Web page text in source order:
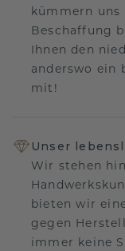
kümmern
Beschaffung
Ihnen den
anderswo ein
mit!
Unser
Wir stehen
bieten wir
gegen
immer keine